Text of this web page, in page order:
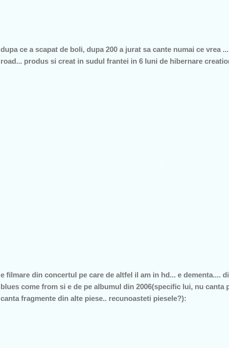
dupa ce a scapat de boli, dupa 200 a jurat sa cante numai ce vrea
road... produs si creat in sudul frantei in 6 luni de hibernare
e filmare din concertul pe care de altfel il am in hd... e dementa....
blues come from si e de pe albumul din 2006(specific lui, nu canta
canta fragmente din alte piese.. recunoasteti piesele?):